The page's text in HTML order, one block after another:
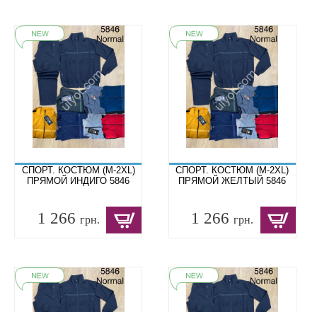
СПОРТ. КОСТЮМ (M-2XL)
ПРЯМОЙ ИНДИГО 5846
1 266 грн.
СПОРТ. КОСТЮМ (M-2XL)
ПРЯМОЙ ЖЕЛТЫЙ 5846
1 266грн.